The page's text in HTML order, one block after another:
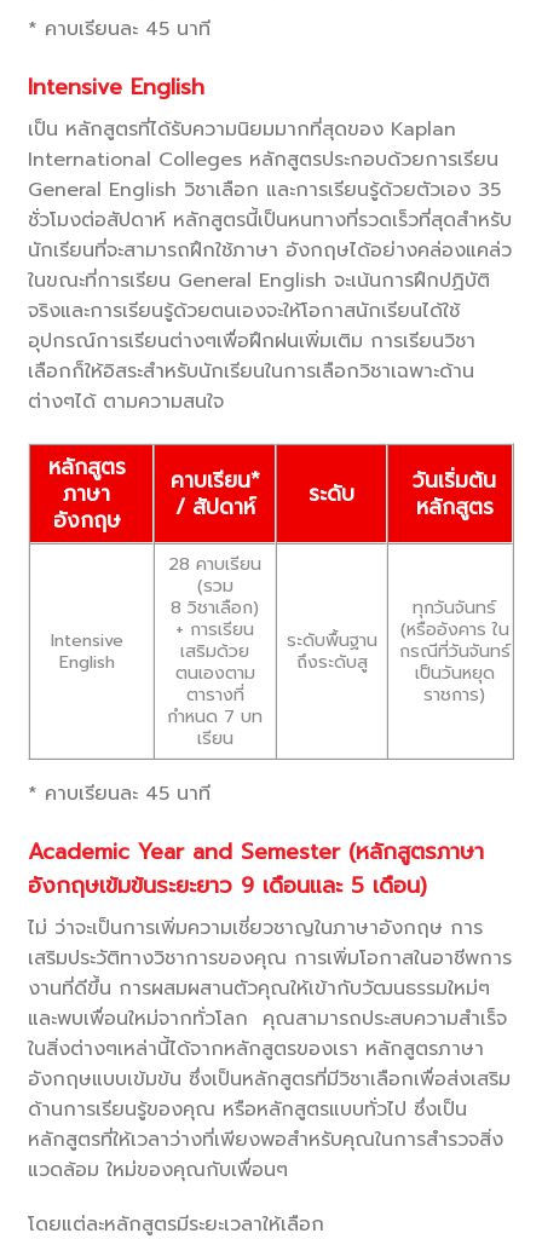
* คาบเรียนละ 45 นาที
Intensive English
เป็น หลักสูตรที่ได้รับความนิยมมากที่สุดของ Kaplan
International Colleges หลักสูตรประกอบด้วยการเรียน
General English วิชาเลือก และการเรียนรู้ด้วยตัวเอง 35
ชั่วโมงต่อสัปดาห์ หลักสูตรนี้เป็นหนทางที่รวดเร็วที่สุดสำหรับ
นักเรียนที่จะสามารถฝึกใช้ภาษา อังกฤษได้อย่างคล่องแคล่ว
ในขณะที่การเรียน General English จะเน้นการฝึกปฏิบัติ
จริงและการเรียนรู้ด้วยตนเองจะให้โอกาสนักเรียนได้ใช้
อุปกรณ์การเรียนต่างๆเพื่อฝึกฝนเพิ่มเติม การเรียนวิชา
เลือกก็ให้อิสระสำหรับนักเรียนในการเลือกวิชาเฉพาะด้าน
ต่างๆได้ ตามความสนใจ
หลักสูตร
ภาษา
อังกฤษ
คาบเรียน*
/ สัปดาห์
ระดับ
วันเริ่มต้น
หลักสูตร
Intensive
English
28 คาบเรียน
(รวม
8 วิชาเลือก)
+ การเรียน
เสริมด้วย
ตนเองตาม
ตารางที่
กำหนด 7 บท
เรียน
ระดับพื้นฐาน
ถึงระดับสู
ทุกวันจันทร์
(หรืออังคาร ใน
กรณีที่วันจันทร์
เป็นวันหยุด
ราชการ)
* คาบเรียนละ 45 นาที
Academic Year and Semester (หลักสูตรภาษา
อังกฤษเข้มข้นระยะยาว 9 เดือนและ 5 เดือน)
ไม่ ว่าจะเป็นการเพิ่มความเชี่ยวชาญในภาษาอังกฤษ การ
เสริมประวัติทางวิชาการของคุณ การเพิ่มโอกาสในอาชีพการ
งานที่ดีขึ้น การผสมผสานตัวคุณให้เข้ากับวัฒนธรรมใหม่ๆ
และพบเพื่อนใหม่จากทั่วโลก คุณสามารถประสบความสำเร็จ
ในสิ่งต่างๆเหล่านี้ได้จากหลักสูตรของเรา หลักสูตรภาษา
อังกฤษแบบเข้มข้น ซึ่งเป็นหลักสูตรที่มีวิชาเลือกเพื่อส่งเสริม
ด้านการเรียนรู้ของคุณ หรือหลักสูตรแบบทั่วไป ซึ่งเป็น
หลักสูตรที่ให้เวลาว่างที่เพียงพอสำหรับคุณในการสำรวจสิ่ง
แวดล้อม ใหม่ของคุณกับเพื่อนๆ
โดยแต่ละหลักสูตรมีระยะเวลาให้เลือก